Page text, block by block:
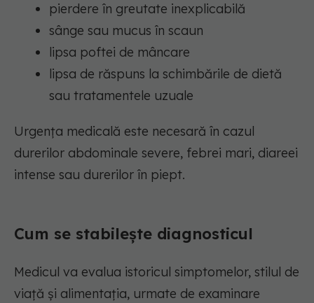
pierdere în greutate inexplicabilă
sânge sau mucus în scaun
lipsa poftei de mâncare
lipsa de răspuns la schimbările de dietă
sau tratamentele uzuale
Urgența medicală este necesară în cazul
durerilor abdominale severe, febrei mari, diareei
intense sau durerilor în piept.
Cum se stabilește diagnosticul
Medicul va evalua istoricul simptomelor, stilul de
viață și alimentația, urmate de examinare